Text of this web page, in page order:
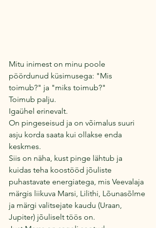
Mitu inimest on minu poole
pöördunud küsimusega: "Mis
toimub?" ja "miks toimub?"
Toimub palju.
Igaühel erinevalt.
On pingeseisud ja on võimalus suuri
asju korda saata kui ollakse enda
keskmes.
Siis on näha, kust pinge lähtub ja
kuidas teha koostööd jõuliste
puhastavate energiatega, mis Veevalaja
märgis liikuva Marsi, Lilithi, Lõunasõlme
ja märgi valitsejate kaudu (Uraan,
Jupiter) jõuliselt töös on.